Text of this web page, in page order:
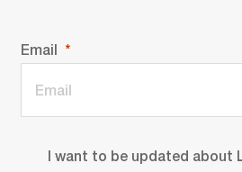
Email
I want to be updated about